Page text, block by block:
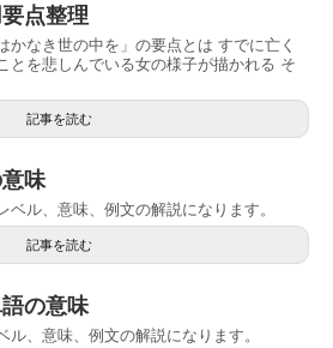
点整理
かなき世の中を」の要点とは すでに亡く
とを悲しんでいる女の様子が描かれる そ
記事を読む
味
ル、意味、例文の解説になります。
記事を読む
の意味
、意味、例文の解説になります。